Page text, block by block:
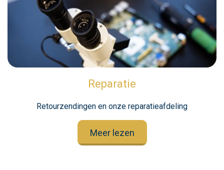
Reparatie
Retourzendingen en onze reparatieafdeling
Meer lezen